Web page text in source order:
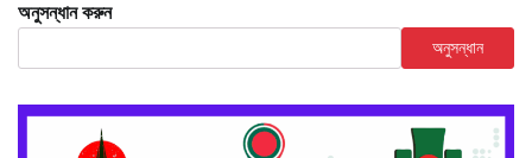
অনুসন্ধান করুন
অনুসন্ধান